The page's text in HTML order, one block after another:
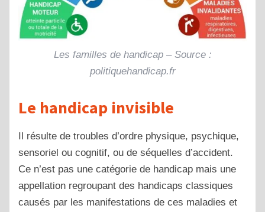
Les familles de handicap – Source :
politiquehandicap.fr
Le handicap invisible
Il résulte de troubles d’ordre physique, psychique,
sensoriel ou cognitif, ou de séquelles d’accident.
Ce n’est pas une catégorie de handicap mais une
appellation regroupant des handicaps classiques
causés par les manifestations de ces maladies et